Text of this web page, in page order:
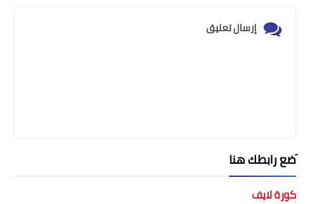
إرسال تعليق
َضع رابطك هنا
كورة لايف